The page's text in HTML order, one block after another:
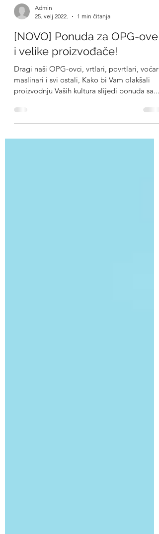
Admin
25. velj 2022.
1 min čitanja
[NOVO] Ponuda za OPG-ove
i velike proizvođače!
Dragi naši OPG-ovci, vrtlari, povrtlari, voćari,
proizvodnju Vaših kultura slijedi ponuda sa...